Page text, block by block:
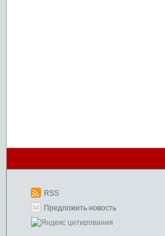
RSS
Предложить новость